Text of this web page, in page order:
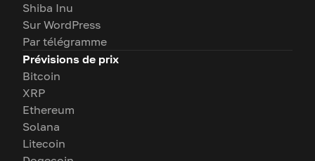
Shiba Inu
Sur WordPress
Par télégramme
Prévisions de prix
Bitcoin
XRP
Ethereum
Solana
Litecoin